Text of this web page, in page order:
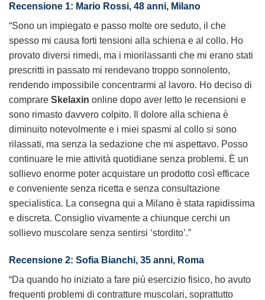
Recensione 1: Mario Rossi, 48 anni, Milano
“Sono un impiegato e passo molte ore seduto, il che
spesso mi causa forti tensioni alla schiena e al collo. Ho
provato diversi rimedi, ma i miorilassanti che mi erano stati
prescritti in passato mi rendevano troppo sonnolento,
rendendo impossibile concentrarmi al lavoro. Ho deciso di
comprare Skelaxin online dopo aver letto le recensioni e
sono rimasto davvero colpito. Il dolore alla schiena è
diminuito notevolmente e i miei spasmi al collo si sono
rilassati, ma senza la sedazione che mi aspettavo. Posso
continuare le mie attività quotidiane senza problemi. È un
sollievo enorme poter acquistare un prodotto così efficace
e conveniente senza ricetta e senza consultazione
specialistica. La consegna qui a Milano è stata rapidissima
e discreta. Consiglio vivamente a chiunque cerchi un
sollievo muscolare senza sentirsi ‘stordito’.”
Recensione 2: Sofia Bianchi, 35 anni, Roma
“Da quando ho iniziato a fare più esercizio fisico, ho avuto
frequenti problemi di contratture muscolari, soprattutto